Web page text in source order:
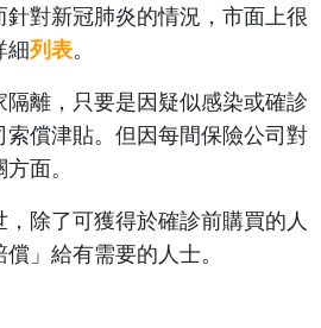
對新冠肺炎的情況，市面上很
細列表。
離，只要是因疑似感染或確診
償津貼。但因每間保險公司對
面。
除了可獲得於確診前購買的人
」給有需要的人士。